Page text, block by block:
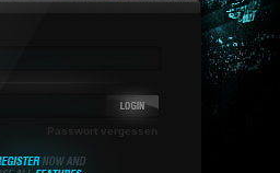
Passwort vergessen